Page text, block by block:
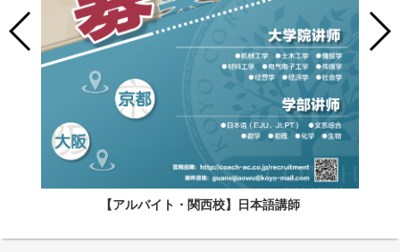
【アルバイト・関西校】日本語講師